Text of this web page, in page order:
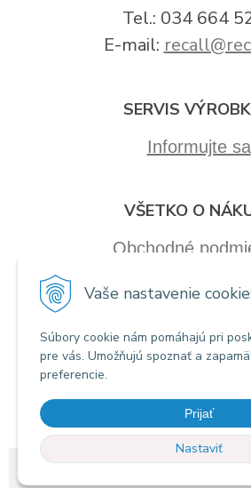
Vaše nastavenie
Súbory cookie nám pomáhajú pri
pre vás. Umožňujú spoznať a
preferencie.
Prijať
Nastaviť
Tel.: 034 664
E-mail:
SERVIS
Informujte sa
VŠETKO O
Obchodné
© 2026 Recall electronics •tvorba eshopu cez